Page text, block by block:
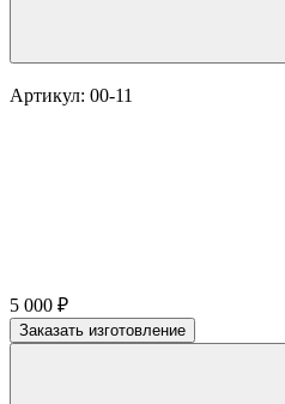
Артикул: 00-11
5 000 ₽
Заказать изготовление